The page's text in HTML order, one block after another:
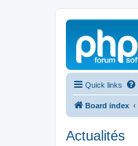
Quick links
Board index
Actualités